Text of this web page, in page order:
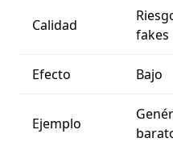
Calidad
fakes
Efecto Bajo
Ejemplo